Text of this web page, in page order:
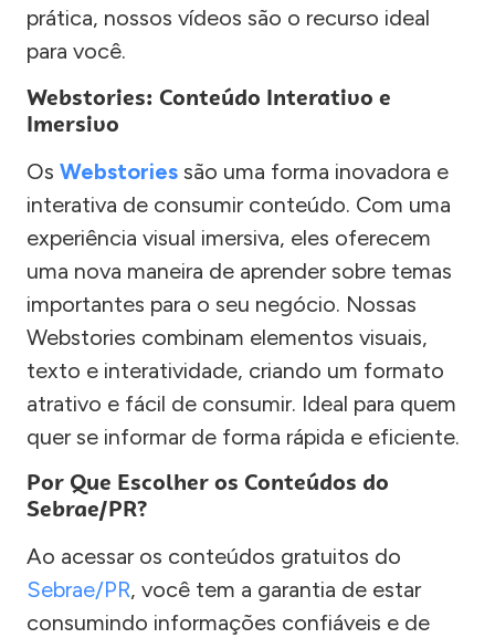
prática, nossos vídeos são o recurso ideal
para você.
Webstories: Conteúdo Interativo e
Imersivo
Os Webstories são uma forma inovadora e
interativa de consumir conteúdo. Com uma
experiência visual imersiva, eles oferecem
uma nova maneira de aprender sobre temas
importantes para o seu negócio. Nossas
Webstories combinam elementos visuais,
texto e interatividade, criando um formato
atrativo e fácil de consumir. Ideal para quem
quer se informar de forma rápida e eficiente.
Por Que Escolher os Conteúdos do
Sebrae/PR?
Ao acessar os conteúdos gratuitos do
Sebrae/PR, você tem a garantia de estar
consumindo informações confiáveis e de